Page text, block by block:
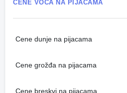
CENE VOĆA NA PIJACAMA
Cene dunje na pijacama
Cene grožđa na pijacama
Cene breskvi na pijacama